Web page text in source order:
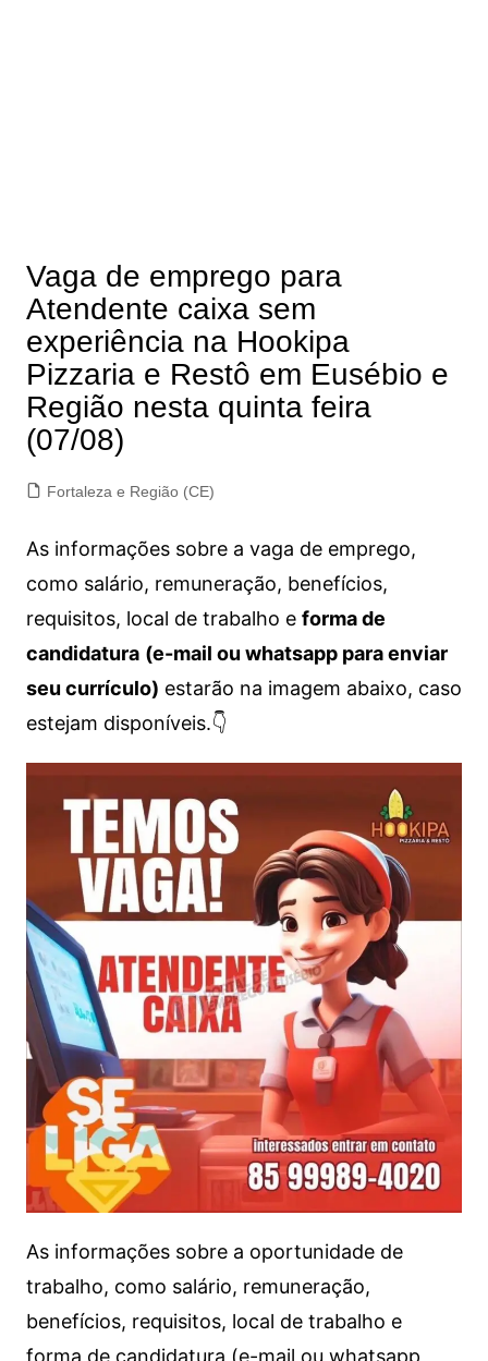
Vaga de emprego para
Atendente caixa sem
experiência na Hookipa
Pizzaria e Restô em Eusébio e
Região nesta quinta feira
(07/08)
Fortaleza e Região (CE)
As informações sobre a vaga de emprego,
como salário, remuneração, benefícios,
requisitos, local de trabalho e forma de
candidatura (e-mail ou whatsapp para enviar
seu currículo) estarão na imagem abaixo, caso
estejam disponíveis.👇
As informações sobre a oportunidade de
trabalho, como salário, remuneração,
benefícios, requisitos, local de trabalho e
forma de candidatura (e-mail ou whatsapp